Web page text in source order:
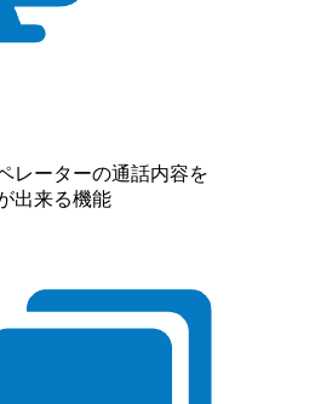
レーターの通話内容を
出来る機能